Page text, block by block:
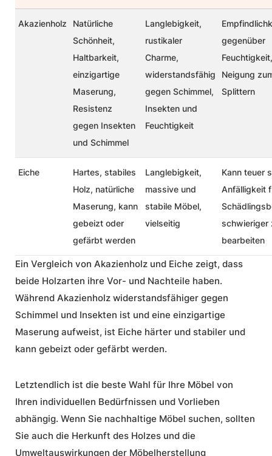
Akazienholz
Natürliche
Schönheit,
Haltbarkeit,
einzigartige
Maserung,
Resistenz
gegen Insekten
und Schimmel
Langlebigkeit,
rustikaler
Charme,
widerstandsfähig
gegen Schimmel,
Insekten und
Feuchtigkeit
gegenüber
Feuchtigkeit,
Neigung
Splittern
Eiche
Hartes, stabiles
Holz, natürliche
Maserung, kann
gebeizt oder
gefärbt werden
Langlebigkeit,
massive und
stabile Möbel,
vielseitig
Kann teuer
Anfälligkeit
schwieriger
bearbeiten
Ein Vergleich von Akazienholz und Eiche zeigt, dass
beide Holzarten ihre Vor- und Nachteile haben.
Während Akazienholz widerstandsfähiger gegen
Schimmel und Insekten ist und eine einzigartige
Maserung aufweist, ist Eiche härter und stabiler und
kann gebeizt oder gefärbt werden.
Letztendlich ist die beste Wahl für Ihre Möbel von
Ihren individuellen Bedürfnissen und Vorlieben
abhängig. Wenn Sie nachhaltige Möbel suchen, sollten
Sie auch die Herkunft des Holzes und die
Umweltauswirkungen der Möbelherstellung